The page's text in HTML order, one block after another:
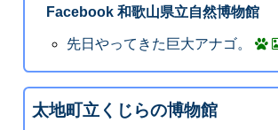
Facebook 和歌山県立自然博物館
先日やってきた巨大アナゴ。
太地町立くじらの博物館